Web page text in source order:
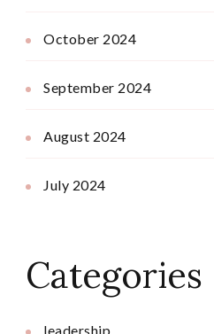
October 2024
September 2024
August 2024
July 2024
Categories
leadership